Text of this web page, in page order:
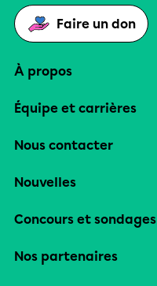
Faire un don
À propos
Équipe et carrières
Nous contacter
Nouvelles
Concours et sondages
Nos partenaires